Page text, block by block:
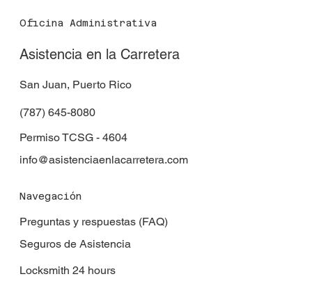
Oficina Administrativa
Asistencia en la Carretera
Permiso TCSG - 4604
San Juan, Puerto Rico
(787) 645-8080
info@asistenciaenlacarretera.com
Navegación
Preguntas y respuestas (FAQ)
Seguros de Asistencia
Locksmith 24 hours